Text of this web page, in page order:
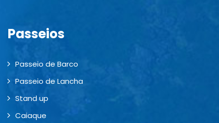
Passeios
Passeio de Barco
Passeio de Lancha
Stand up
Caiaque